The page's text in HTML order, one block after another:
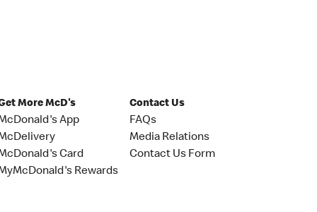
More McD's
App
Card
Rewards
Contact Us
FAQs
Media Relations
Contact Us Form